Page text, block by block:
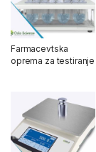
Farmacevtska
oprema za testiranje